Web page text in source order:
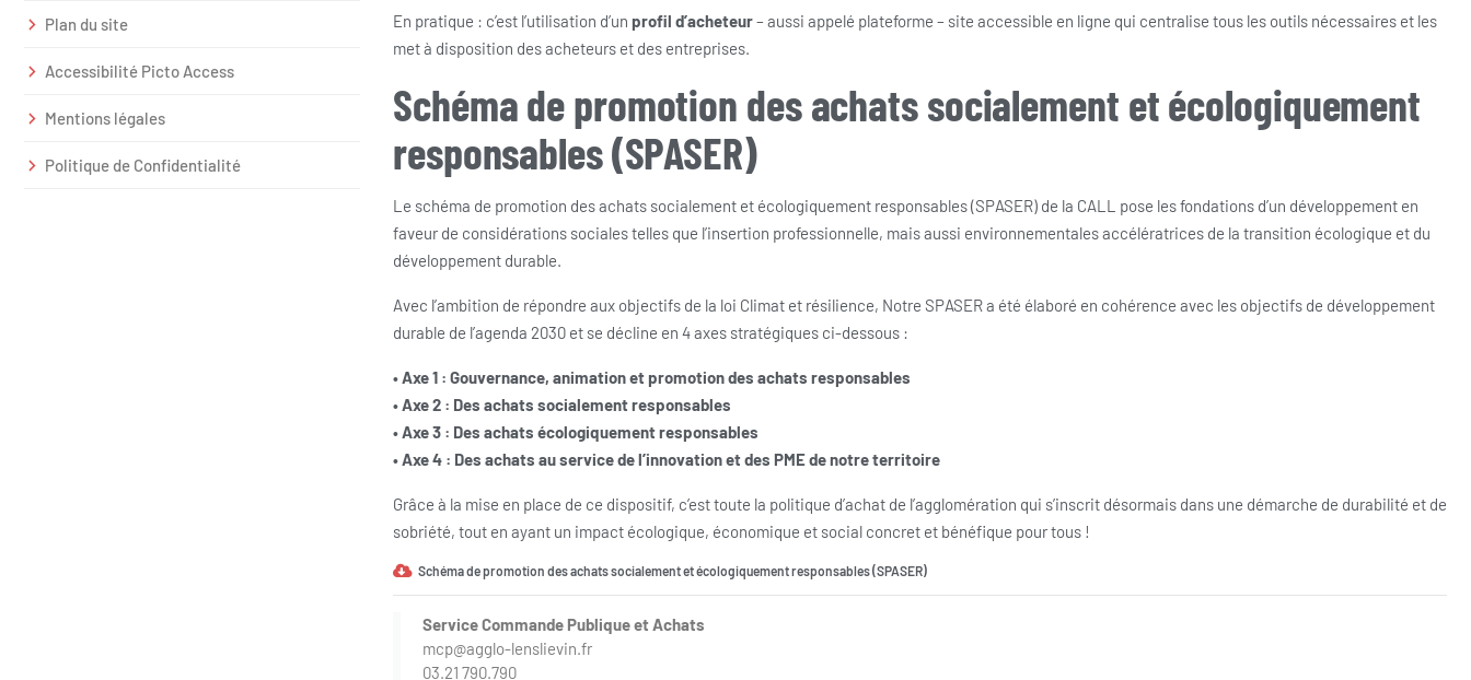
Plan du site
Accessibilité Picto Access
Mentions légales
Politique de Confidentialité
En pratique : c’est l’utilisation d’un profil d’acheteur– aussi appelé plateforme – site accessible en ligne qui centralise tous les outils nécessaires et les
met à disposition des acheteurs et des entreprises.
Schéma de promotion des achats socialement et écologiquement
responsables (SPASER)
Le schéma de promotion des achats socialement et écologiquement responsables (SPASER) de la CALL pose les fondations d’un développement en
faveur de considérations sociales telles que l’insertion professionnelle, mais aussi environnementales accélératrices de la transition écologique et du
développement durable.
Avec l’ambition de répondre aux objectifs de la loi Climat et résilience, Notre SPASER a été élaboré en cohérence avec les objectifs de développement
durable de l’agenda 2030 et se décline en 4 axes stratégiques ci-dessous :
• Axe 1 : Gouvernance, animation et promotion des achats responsables
• Axe 2 : Des achats socialement responsables
• Axe 3 : Des achats écologiquement responsables
• Axe 4 : Des achats au service de l’innovation et des PME de notre territoire
Grâce à la mise en place de ce dispositif, c’est toute la politique d’achat de l’agglomération qui s’inscrit désormais dans une démarche de durabilité et de
sobriété, tout en ayant un impact écologique, économique et social concret et bénéfique pour tous !
Schéma de promotion des achats socialement et écologiquement responsables (SPASER)
Service Commande Publique et Achats
mcp@agglo-lenslievin.fr
03.21 790.790